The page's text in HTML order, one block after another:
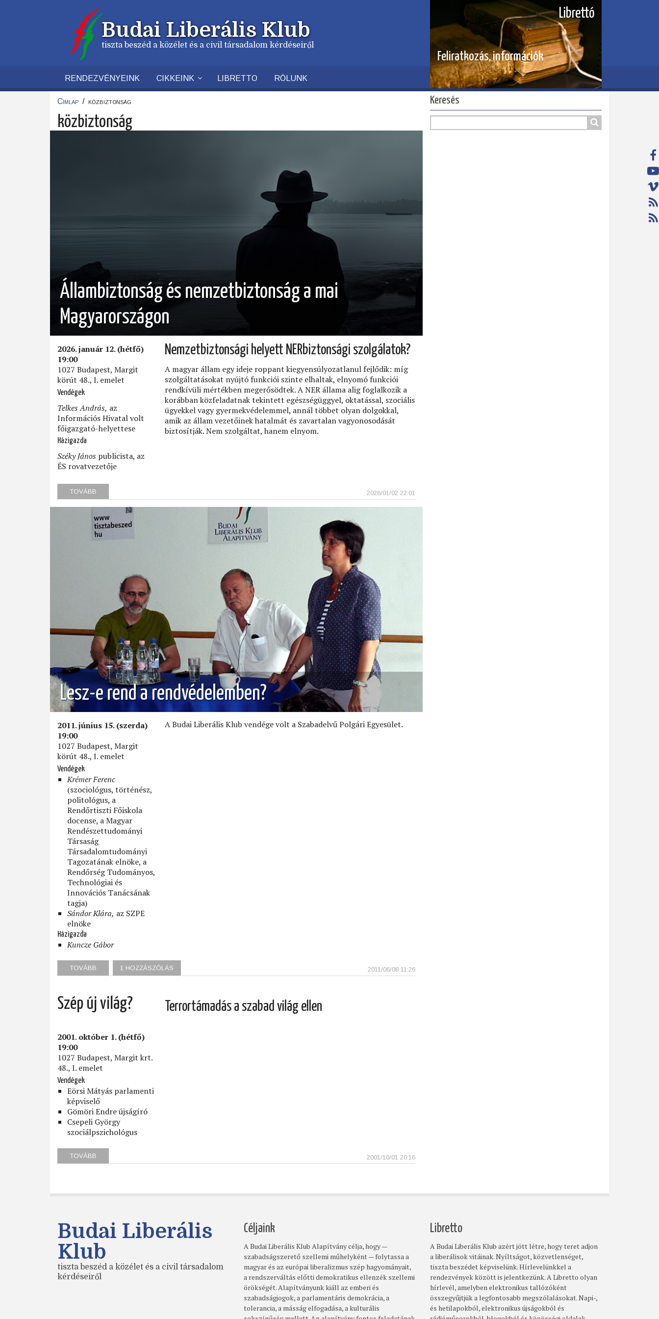
Budai Liberális Klub
tiszta beszéd a közélet és a civil társadalom kérdéseiről
Librettó
Feliratkozás, információk
RENDEZVÉNYEINK CIKKEINK LIBRETTO RÓLUNK
Címlap / közbiztonság
közbiztonság
Állambiztonság és nemzetbiztonság a mai
Magyarországon
2026. január 12. (hétfő)
19:00
1027 Budapest, Margit
körút 48., I. emelet
Vendégek
Telkes András, az
Információs Hivatal volt
főigazgató-helyettese
Házigazda
Széky János publicista, az
ÉS rovatvezetője
Nemzetbiztonsági helyett NERbiztonsági szolgálatok?
A magyar állam egy ideje roppant kiegyensúlyozatlanul fejlődik: míg
szolgáltatásokat nyújtó funkciói szinte elhaltak, elnyomó funkciói
rendkívüli mértékben megerősödtek. A NER állama alig foglalkozik a
korábban közfeladatnak tekintett egészségüggyel, oktatással, szociális
ügyekkel vagy gyermekvédelemmel, annál többet olyan dolgokkal,
amik az állam vezetőinek hatalmát és zavartalan vagyonosodását
biztosítják. Nem szolgáltat, hanem elnyom.
2026/01/02 22:01
TOVÁBB
ÉS
NEMZETBIZTONSÁG
A
MAI
MAGYARORSZÁGON)
Lesz-e rend a rendvédelemben?
2011. június 15. (szerda)
19:00
1027 Budapest, Margit
körút 48., I. emelet
Vendégek
Krémer Ferenc
(szociológus, történész,
politológus, a
Rendőrtiszti Főiskola
docense, a Magyar
Rendészettudományi
Társaság
Társadalomtudományi
Tagozatának elnöke, a
Rendőrség Tudományos,
Technológiai és
Innovációs Tanácsának
tagja)
Sándor Klára, az SZPE
elnöke
Házigazda
Kuncze Gábor
A Budai Liberális Klub vendége volt a Szabadelvű Polgári Egyesület.
2011/06/08 11:26
TOVÁBB
E
RENDVÉDELEMBEN?)
1 HOZZÁSZÓLÁS
Szép új világ?
2001. október 1. (hétfő)
19:00
1027 Budapest, Margit krt.
48., I. emelet
Vendégek
Eörsi Mátyás parlamenti
képviselő
Gömöri Endre újságíró
Csepeli György
szociálpszichológus
Terrortámadás a szabad világ ellen
2001/10/01 20:16
TOVÁBB
ÚJ
Keresés
Budai Liberális
Klub
tiszta beszéd a közélet és a civil társadalom
kérdéseiről
Céljaink
A Budai Liberális Klub Alapítvány célja, hogy —
szabadságszerető szellemi műhelyként — folytassa a
magyar és az európai liberalizmus szép hagyományait,
a rendszerváltás előtti demokratikus ellenzék szellemi
örökségét. Alapítványunk kiáll az emberi és
szabadságjogok, a parlamentáris demokrácia, a
tolerancia, a másság elfogadása, a kulturális
Libretto
A Budai Liberális Klub azért jött létre, hogy teret adjon
a liberálisok vitáinak. Nyíltságot, közvetlenséget,
tiszta beszédet képviselünk. Hírlevelünkkel a
rendezvények között is jelentkezünk. A Libretto olyan
hírlevél, amelyben elektronikus tallózóként
összegyűjtjük a legfontosabb megszólalásokat. Napi-,
és hetilapokból, elektronikus újságokból és